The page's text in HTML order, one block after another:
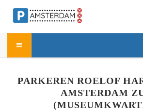
PARKEREN ROELOF
AMSTERDAM